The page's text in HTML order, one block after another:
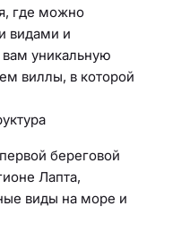
где можно
видами и
уникальную
виллы, в которой
береговой
Лапта,
виды на море и